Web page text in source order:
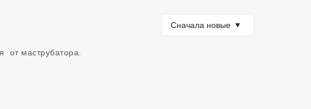
Сортировать по
Сначала новые
от маструбатора.